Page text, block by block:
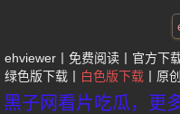
ehviewer 免费阅读 官方下
绿色版下载
白色版下载 原
黑子网看片吃瓜，更